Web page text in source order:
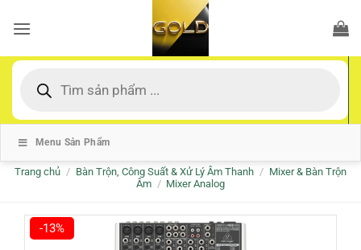
qua
dung
kiếm
Menu Sản Phẩm
Trang chủ / Bàn Trộn, Công Suất & Xử Lý Âm Thanh / Mixer & Bàn Trộn
Âm / Mixer Analog
-13%